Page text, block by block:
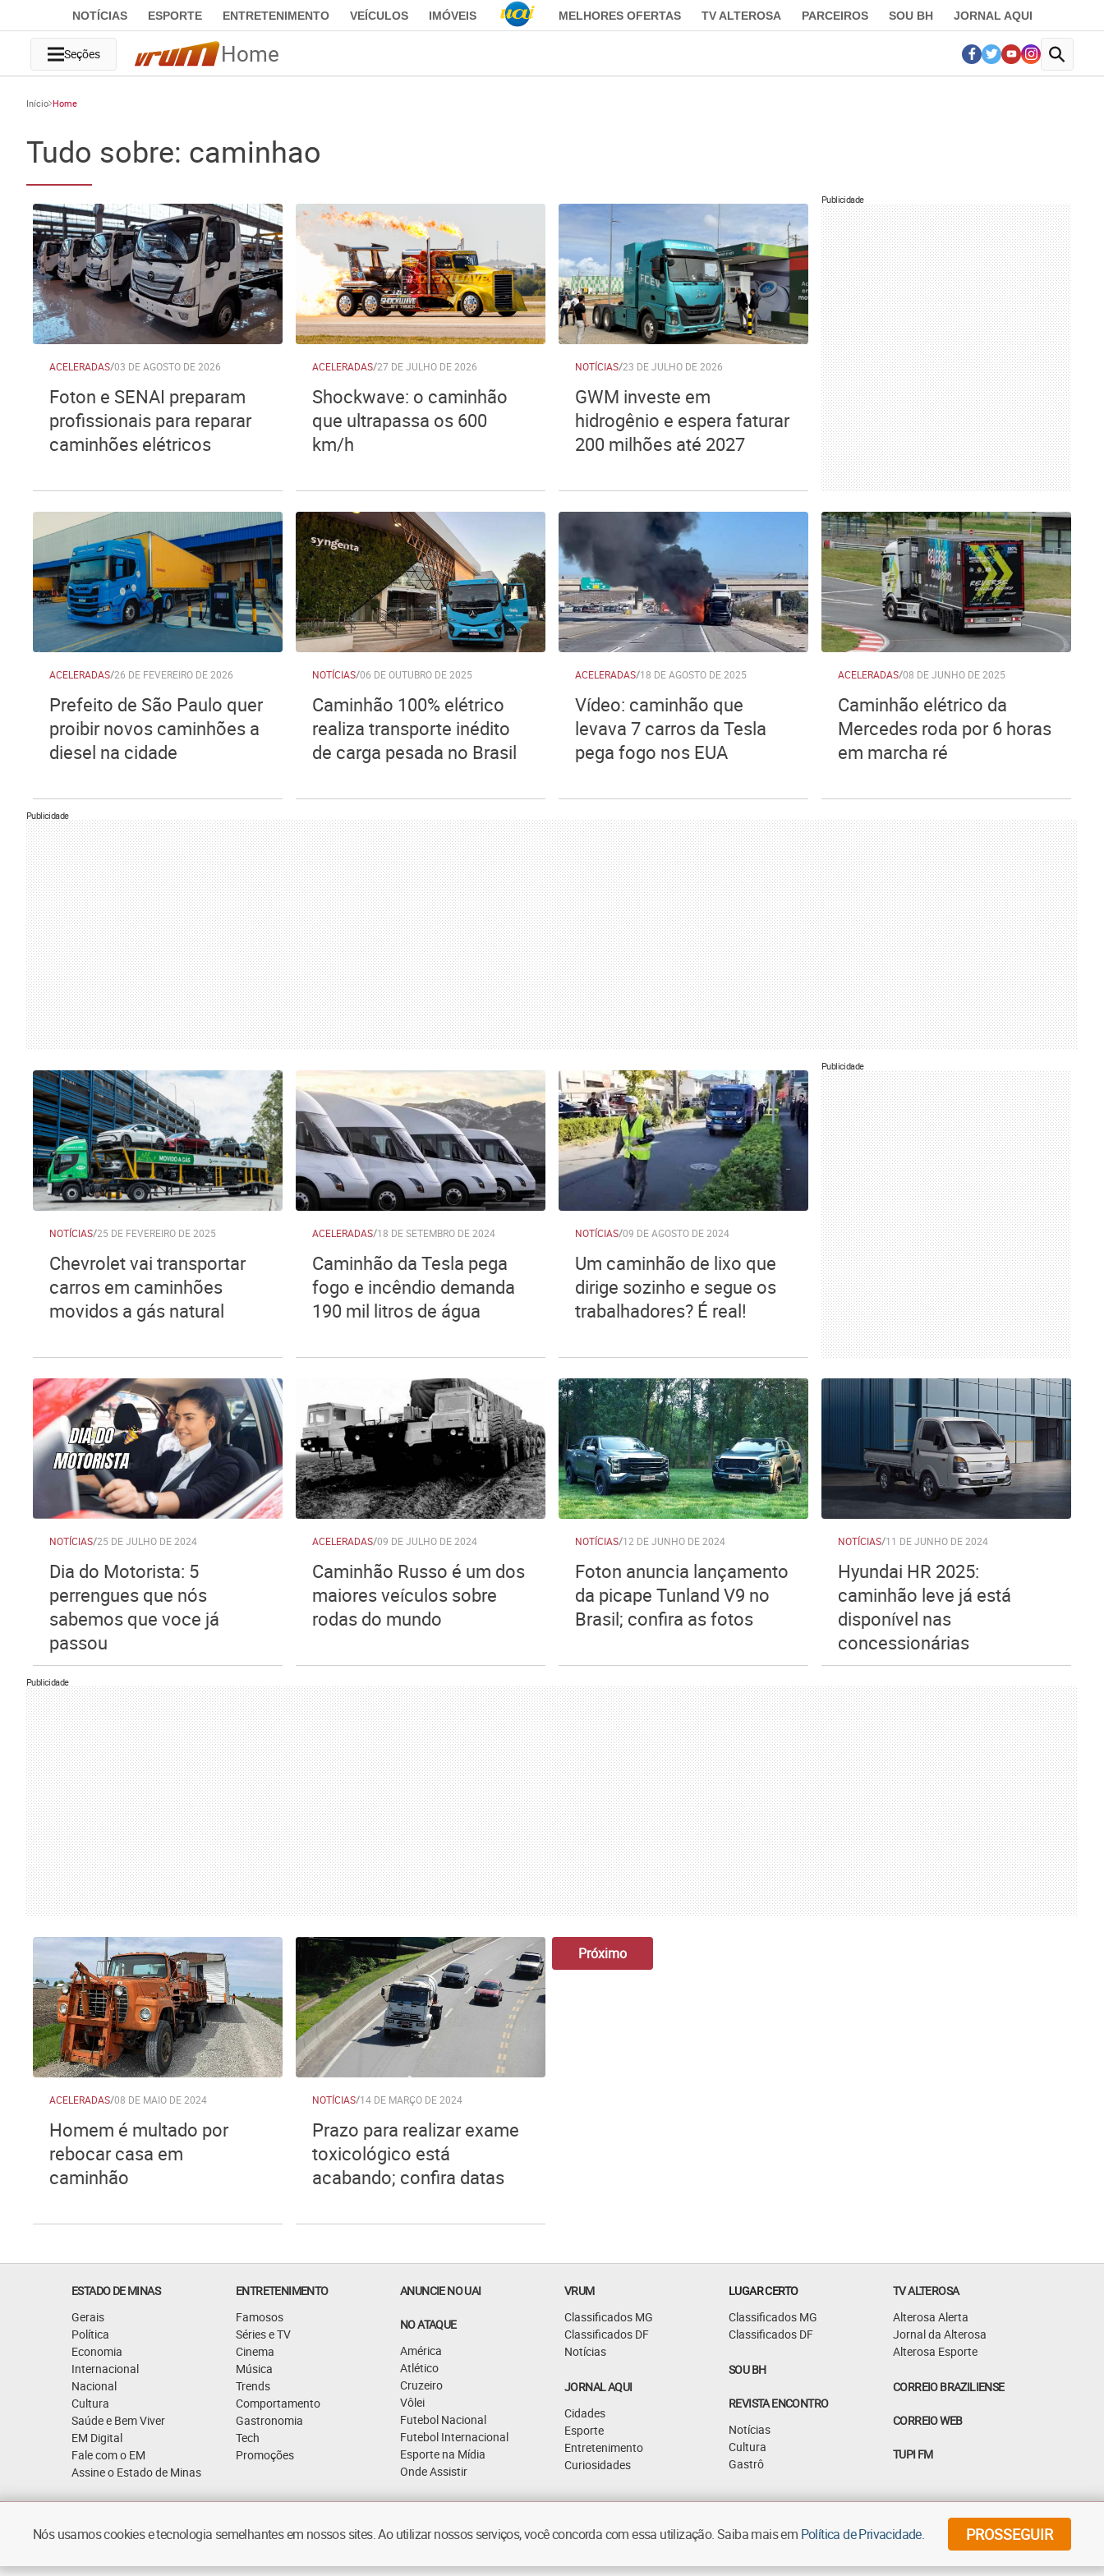
NOTÍCIAS ESPORTE ENTRETENIMENTO VEÍCULOS IMÓVEIS MELHORES OFERTAS TV ALTEROSA PARCEIROS SOU BH JORNAL AQUI
Seções Home
Início Home
Tudo sobre: caminhao
ACELERADAS/03 DE AGOSTO DE 2026
Foton e SENAI preparam
profissionais para reparar
caminhões elétricos
ACELERADAS/27 DE JULHO DE 2026
Shockwave: o caminhão
que ultrapassa os 600
km/h
NOTÍCIAS/23 DE JULHO DE 2026
GWM investe em
hidrogênio e espera faturar
200 milhões até 2027
Publicidade
ACELERADAS/26 DE FEVEREIRO DE 2026
Prefeito de São Paulo quer
proibir novos caminhões a
diesel na cidade
NOTÍCIAS/06 DE OUTUBRO DE 2025
Caminhão 100% elétrico
realiza transporte inédito
de carga pesada no Brasil
ACELERADAS/18 DE AGOSTO DE 2025
Vídeo: caminhão que
levava 7 carros da Tesla
pega fogo nos EUA
ACELERADAS/08 DE JUNHO DE 2025
Caminhão elétrico da
Mercedes roda por 6 horas
em marcha ré
Publicidade
NOTÍCIAS/25 DE FEVEREIRO DE 2025
Chevrolet vai transportar
carros em caminhões
movidos a gás natural
ACELERADAS/18 DE SETEMBRO DE 2024
Caminhão da Tesla pega
fogo e incêndio demanda
190 mil litros de água
NOTÍCIAS/09 DE AGOSTO DE 2024
Um caminhão de lixo que
dirige sozinho e segue os
trabalhadores? É real!
Publicidade
NOTÍCIAS/25 DE JULHO DE 2024
Dia do Motorista: 5
perrengues que nós
sabemos que voce já
passou
ACELERADAS/09 DE JULHO DE 2024
Caminhão Russo é um dos
maiores veículos sobre
rodas do mundo
NOTÍCIAS/12 DE JUNHO DE 2024
Foton anuncia lançamento
da picape Tunland V9 no
Brasil; confira as fotos
NOTÍCIAS/11 DE JUNHO DE 2024
Hyundai HR 2025:
caminhão leve já está
disponível nas
concessionárias
Publicidade
ACELERADAS/08 DE MAIO DE 2024
Homem é multado por
rebocar casa em
caminhão
NOTÍCIAS/14 DE MARÇO DE 2024
Prazo para realizar exame
toxicológico está
acabando; confira datas
Próximo
ESTADO DE MINAS
Gerais
Política
Economia
Internacional
Nacional
Cultura
Saúde e Bem Viver
EM Digital
Fale com o EM
Assine o Estado de Minas
ENTRETENIMENTO
Famosos
Séries e TV
Cinema
Música
Trends
Comportamento
Gastronomia
Tech
Promoções
ANUNCIE NO UAI
NO ATAQUE
América
Atlético
Cruzeiro
Vôlei
Futebol Nacional
Futebol Internacional
Esporte na Mídia
Onde Assistir
VRUM
Classificados MG
Classificados DF
Notícias
JORNAL AQUI
Cidades
Esporte
Entretenimento
Curiosidades
LUGAR CERTO
Classificados MG
Classificados DF
SOU BH
REVISTA ENCONTRO
Notícias
Cultura
Gastrô
TV ALTEROSA
Alterosa Alerta
Jornal da Alterosa
Alterosa Esporte
CORREIO BRAZILIENSE
CORREIO WEB
TUPI FM
Quem Somos Política de Privacidade © 2026Diários Associados - Todos os direitos reservados
Nós usamos cookies e tecnologia semelhantes em nossos sites. Ao utilizar nossos serviços, você concorda com essa utilização. Saiba mais em Política de Privacidade. PROSSEGUIR